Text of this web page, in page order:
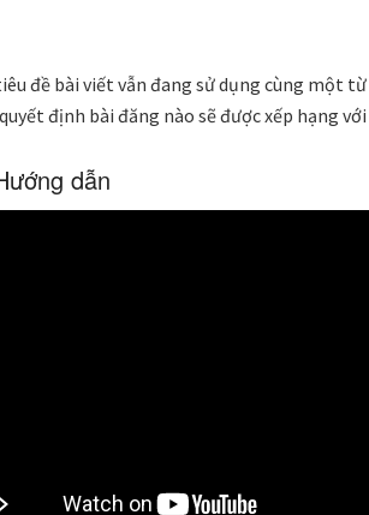
đề bài viết vẫn đang sử dụng cùng một
định bài đăng nào sẽ được xếp hạng
dẫn